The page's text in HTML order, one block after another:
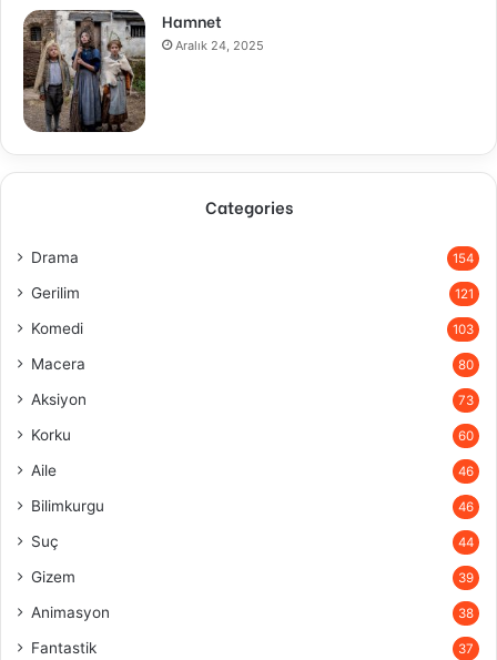
Hamnet
Aralık 24, 2025
Categories
Drama 154
Gerilim 121
Komedi 103
Macera 80
Aksiyon 73
Korku 60
Aile 46
Bilimkurgu 46
Suç 44
Gizem 39
Animasyon 38
Fantastik 37